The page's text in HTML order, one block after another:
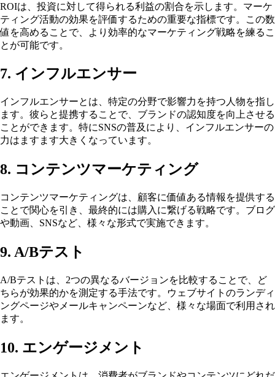
ROIは、投資に対して得られる利益の割合を示します。マーケ
ティング活動の効果を評価するための重要な指標です。この数
値を高めることで、より効率的なマーケティング戦略を練るこ
とが可能です。
7. インフルエンサー
インフルエンサーとは、特定の分野で影響力を持つ人物を指し
ます。彼らと提携することで、ブランドの認知度を向上させる
ことができます。特にSNSの普及により、インフルエンサーの
力はますます大きくなっています。
8. コンテンツマーケティング
コンテンツマーケティングは、顧客に価値ある情報を提供する
ことで関心を引き、最終的には購入に繋げる戦略です。ブログ
や動画、SNSなど、様々な形式で実施できます。
9. A/Bテスト
A/Bテストは、2つの異なるバージョンを比較することで、ど
ちらが効果的かを測定する手法です。ウェブサイトのランディ
ングページやメールキャンペーンなど、様々な場面で利用され
ます。
10. エンゲージメント